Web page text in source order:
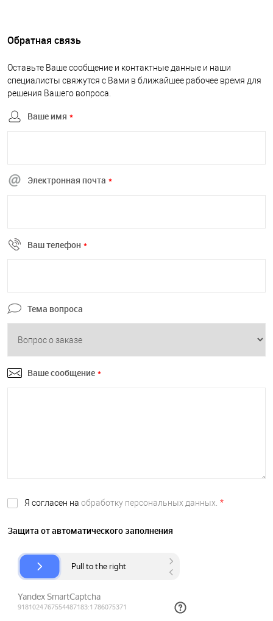
Обратная связь
Оставьте Ваше сообщение и контактные данные и наши
специалисты свяжутся с Вами в ближайшее рабочее время для
решения Вашего вопроса.
Ваше имя *
Электронная почта *
Ваш телефон *
Тема вопроса
Ваше сообщение *
Я согласен на обработку персональных данных. *
Защита от автоматического заполнения